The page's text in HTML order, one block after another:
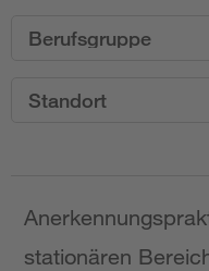
Berufsgruppe
Standort
stationären